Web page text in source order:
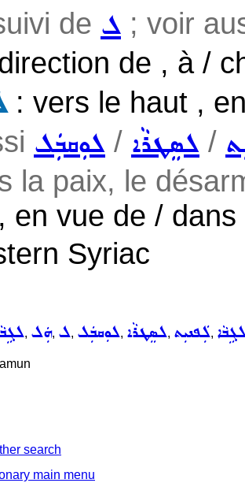
de ܠ ; voir
de , à /
: vers le haut ,
ܠܘܼܩܒܲܠ / ܠܣܸܛܪܵܐ /
la paix, le
en vue de /
Syriac
, ܗܲܠ, ܠ, ܠܘܼܩܒܲܠ, ܠܣܸܛܪܵܐ, ܠܲܦܢܝܼܬ,
search
main menu